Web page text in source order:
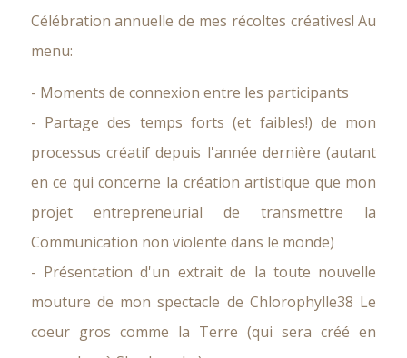
Célébration annuelle de mes récoltes créatives! Au
menu:
- Moments de connexion entre les participants
- Partage des temps forts (et faibles!) de mon
processus créatif depuis l'année dernière (autant
en ce qui concerne la création artistique que mon
projet entrepreneurial de transmettre la
Communication non violente dans le monde)
- Présentation d'un extrait de la toute nouvelle
mouture de mon spectacle de Chlorophylle38 Le
coeur gros comme la Terre (qui sera créé en